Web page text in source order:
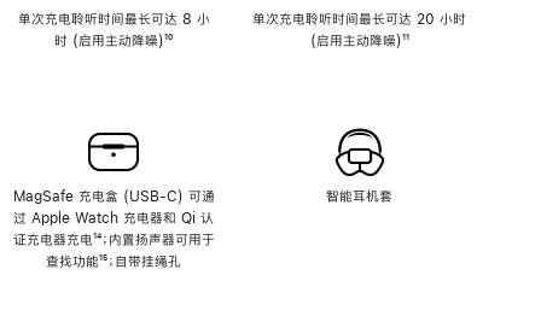
单次充电聆听时间最长可达 8 小
时 (启用主动降噪)脚
¹⁰
MagSafe 充电盒 (USB-C) 可通
过 Apple Watch 充电器和 Qi 认
证充电器充电脚
注
¹⁴；内置扬声器可用于
查找功能脚
¹⁵；自带挂绳孔
单次充电聆听时间最长可达 20 小时
(启用主动降噪)脚
¹¹
智能耳机套